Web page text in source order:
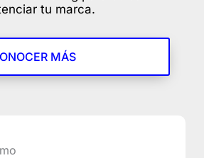
tu marca.
MÁS